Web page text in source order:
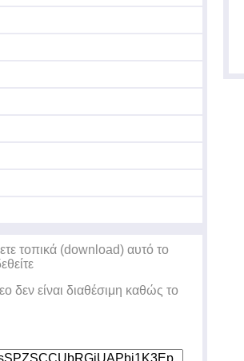
τοπικά (download) αυτό το
δεν είναι διαθέσιμη καθώς το